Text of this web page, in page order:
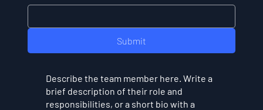
Submit
Describe the team member here. Write a
brief description of their role and
responsibilities, or a short bio with a